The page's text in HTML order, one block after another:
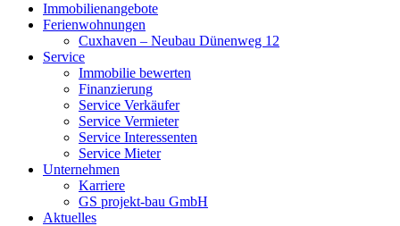
Immobilienangebote
Ferienwohnungen
Cuxhaven – Neubau Dünenweg 12
Service
Immobilie bewerten
Finanzierung
Service Verkäufer
Service Vermieter
Service Interessenten
Service Mieter
Unternehmen
Karriere
GS projekt-bau GmbH
Aktuelles